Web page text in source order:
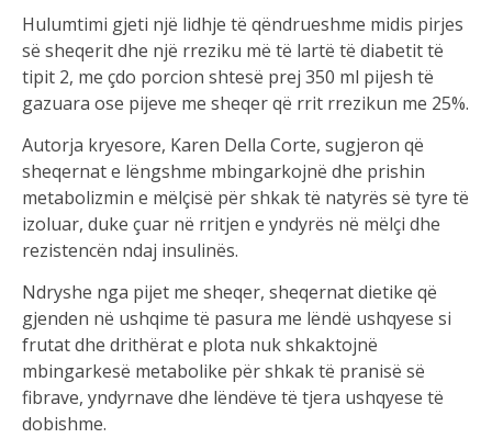
Hulumtimi gjeti një lidhje të qëndrueshme midis pirjes
së sheqerit dhe një rreziku më të lartë të diabetit të
tipit 2, me çdo porcion shtesë prej 350 ml pijesh të
gazuara ose pijeve me sheqer që rrit rrezikun me 25%.
Autorja kryesore, Karen Della Corte, sugjeron që
sheqernat e lëngshme mbingarkojnë dhe prishin
metabolizmin e mëlçisë për shkak të natyrës së tyre të
izoluar, duke çuar në rritjen e yndyrës në mëlçi dhe
rezistencën ndaj insulinës.
Ndryshe nga pijet me sheqer, sheqernat dietike që
gjenden në ushqime të pasura me lëndë ushqyese si
frutat dhe drithërat e plota nuk shkaktojnë
mbingarkesë metabolike për shkak të pranisë së
fibrave, yndyrnave dhe lëndëve të tjera ushqyese të
dobishme.